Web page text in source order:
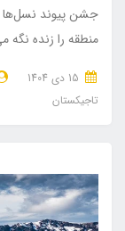
جشن پیوند نسل‌ها
منطقه را زنده نگه
تاجیکستان